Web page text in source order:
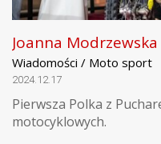
Joanna
Wiadomości / Moto sport
2024.12.17
Pierwsza Polka z
motocyklowych.